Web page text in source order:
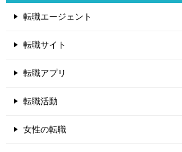
転職エージェント
転職サイト
転職アプリ
転職活動
女性の転職